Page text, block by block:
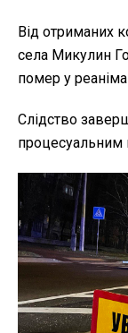
Від отриманих
села Микулин
помер у
Слідство
процесуальним